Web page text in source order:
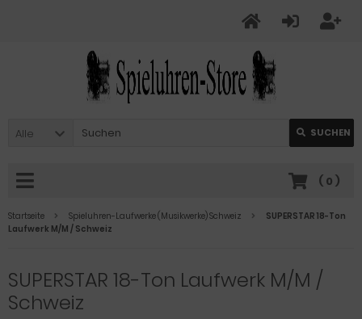
Alle SUCHEN
( 0 )
Startseite Spieluhren-Laufwerke (Musikwerke) Schweiz
SUPERSTAR 18-Ton
Laufwerk M/M / Schweiz
SUPERSTAR 18-Ton Laufwerk M/M /
Schweiz